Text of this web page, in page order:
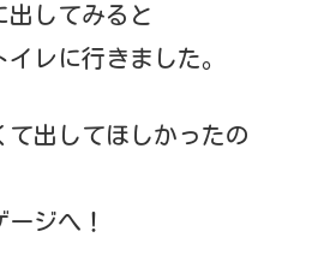
出してみると
レに行きました。
て出してほしかったの
ジへ！